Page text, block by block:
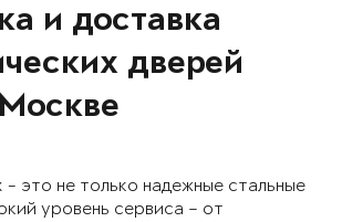
и доставка
дверей
это не только надежные стальные
уровень сервиса – от